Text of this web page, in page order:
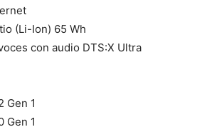
(Li-Ion) 65 Wh
con audio DTS:X Ultra
Gen 1
Gen 1